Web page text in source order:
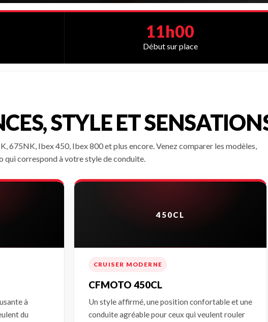
11h00
Début sur place
STYLE ET
675NK, Ibex 450, Ibex 800 et plus encore. Venez comparer les modèles,
qui correspond à votre style de conduite.
à
du
450CL
CRUISER MODERNE
CFMOTO 450CL
Un style affirmé, une position confortable et une
conduite agréable pour ceux qui veulent rouler